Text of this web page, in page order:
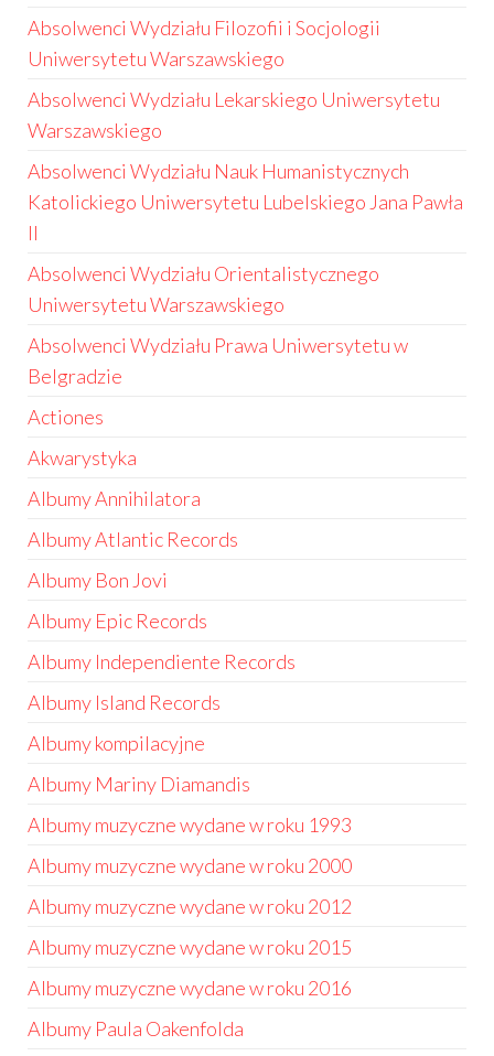
Absolwenci Wydziału Filozofii i Socjologii
Uniwersytetu Warszawskiego
Absolwenci Wydziału Lekarskiego Uniwersytetu
Warszawskiego
Absolwenci Wydziału Nauk Humanistycznych
Katolickiego Uniwersytetu Lubelskiego Jana Pawła
II
Absolwenci Wydziału Orientalistycznego
Uniwersytetu Warszawskiego
Absolwenci Wydziału Prawa Uniwersytetu w
Belgradzie
Actiones
Akwarystyka
Albumy Annihilatora
Albumy Atlantic Records
Albumy Bon Jovi
Albumy Epic Records
Albumy Independiente Records
Albumy Island Records
Albumy kompilacyjne
Albumy Mariny Diamandis
Albumy muzyczne wydane w roku 1993
Albumy muzyczne wydane w roku 2000
Albumy muzyczne wydane w roku 2012
Albumy muzyczne wydane w roku 2015
Albumy muzyczne wydane w roku 2016
Albumy Paula Oakenfolda